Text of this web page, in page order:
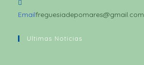
Emailfreguesiadepomares@gmail.com
Ultimas Noticias